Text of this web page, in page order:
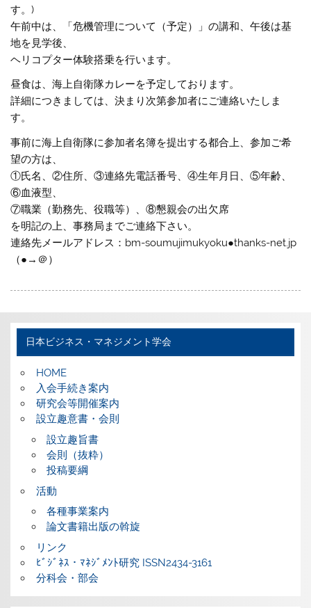
す。)
午前中は、「危機管理について（予定）」の講和、午後は基
地を見学後、
ヘリコプター体験搭乗を行います。
昼食は、海上自衛隊カレーを予定しております。
詳細につきましては、決まり次第参加者にご連絡いたしま
す。
事前に海上自衛隊に参加者名簿を提出する都合上、参加ご希
望の方は、
①氏名、②住所、③連絡先電話番号、④生年月日、⑤年齢、
⑥血液型、
⑦職業（勤務先、役職等）、⑧懇親会の出欠席
を明記の上、事務局までご連絡下さい。
連絡先メールアドレス：bm-soumujimukyoku●thanks-net.jp
（●→＠）
日本ビジネス・マネジメント学会
HOME
入会手続き案内
研究会等開催案内
設立趣意書・会則
設立趣旨書
会則（抜粋）
投稿要綱
活動
各種事業案内
論文書籍出版の斡旋
リンク
ﾋﾞｼﾞﾈｽ・ﾏﾈｼﾞﾒﾝﾄ研究 ISSN2434-3161
分科会・部会